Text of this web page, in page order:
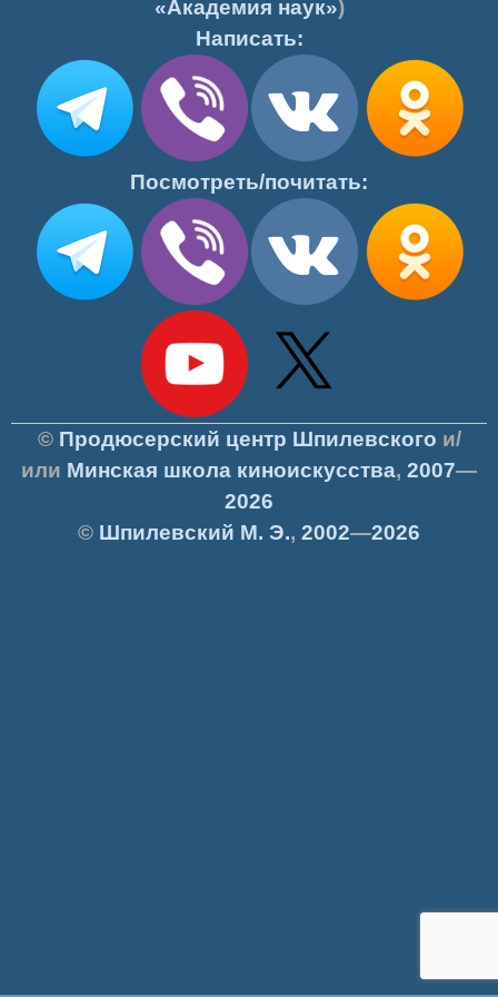
«Академия наук»)
Написать:
Посмотреть/почитать:
© Продюсерский центр Шпилевского и/
или Минская школа киноискусства, 2007—
2026
© Шпилевский М. Э., 2002—2026